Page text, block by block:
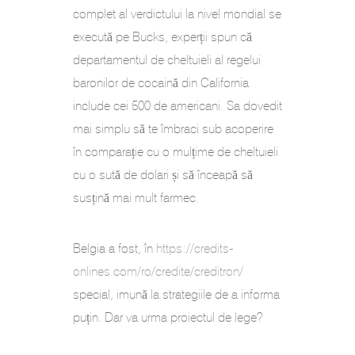
complet al verdictului la nivel mondial se
execută pe Bucks, experții spun că
departamentul de cheltuieli al regelui
baronilor de cocaină din California
include cei 500 de americani. Sa dovedit
mai simplu să te îmbraci sub acoperire
în comparație cu o mulțime de cheltuieli
cu o sută de dolari și să înceapă să
susțină mai mult farmec.
Belgia a fost, în https://credits-
onlines.com/ro/credite/creditron/
special, imună la strategiile de a informa
puțin. Dar va urma proiectul de lege?